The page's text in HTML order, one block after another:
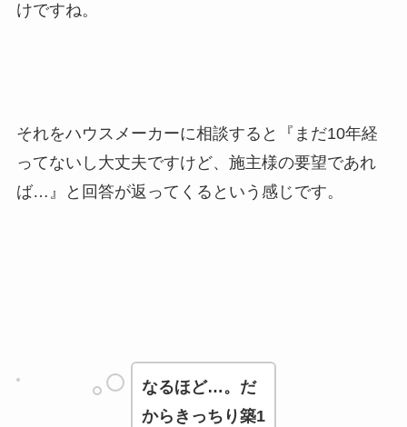
けですね。
それをハウスメーカーに相談すると『まだ10年経
ってないし大丈夫ですけど、施主様の要望であれ
ば…』と回答が返ってくるという感じです。
なるほど…。だ
からきっちり築1